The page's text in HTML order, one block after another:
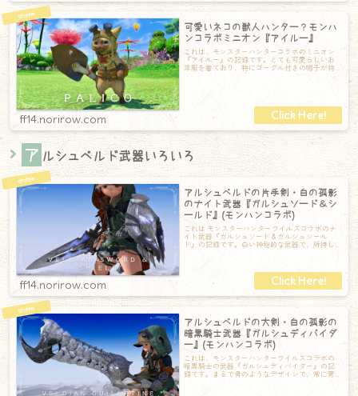
可愛いネコの獣人ハンター？モンハ
ンコラボミニオン『アイルー』
これは、モンスターハンターコラボのミニオン
『アイルー』の記録です。とても可愛らしいお
洋服を着ており、特にゴーグル付きの帽子が特
徴的！リボンをしていてオシャレさんです♪体
ff14.norirow.com
ア ルシュベルド武器いろいろ
アルシュベルドの片手剣・白の孤影
のナイト武器『ガルシュソード＆シ
ールド』(モンハンコラボ)
これは モンスターハンターワイルズコラボのナ
イト武器『ガルシュソード＆ガルシュシール
ド』の記録です。白い神秘的な武器で、所持し
ff14.norirow.com
アルシュベルドの大剣・白の孤影の
暗黒騎士武器『ガルシュディバイダ
ー』(モンハンコラボ)
これは、モンスターハンターワイルズコラボの
暗黒騎士の武器『ガルシュディバイダー』の記
録です。まるで骨のようなデザインで、常に青